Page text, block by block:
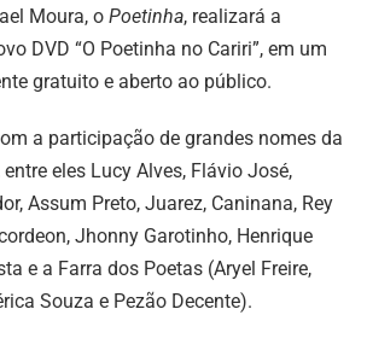
Moura, o Poetinha, realizará a
DVD “O Poetinha no Cariri”, em um
gratuito e aberto ao público.
a participação de grandes nomes da
eles Lucy Alves, Flávio José,
Assum Preto, Juarez, Caninana, Rey
Jhonny Garotinho, Henrique
e a Farra dos Poetas (Aryel Freire,
Souza e Pezão Decente).